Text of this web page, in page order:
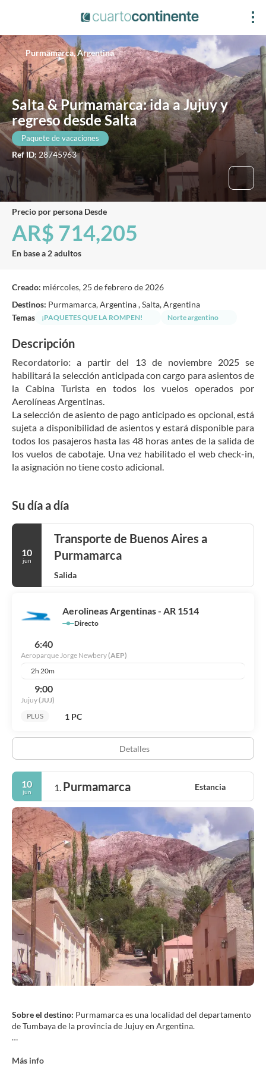
Salta & Purmamarca: ida a Jujuy y
regreso desde Salta
Paquete de vacaciones
Ref ID: 28745963
Purmamarca, Argentina
precio por persona Desde
AR$ 714,205
En base a 2 adultos
Creado: miércoles, 25 de febrero de 2026
Destinos: Purmamarca, Argentina , Salta, Argentina
Temas
¡PAQUETES QUE LA ROMPEN! Norte argentino
Descripción
Recordatorio: a partir del 13 de noviembre 2025 se
habilitará la selección anticipada con cargo para asientos de
la Cabina Turista en todos los vuelos operados por
Aerolíneas Argentinas.
La selección de asiento de pago anticipado es opcional, está
sujeta a disponibilidad de asientos y estará disponible para
todos los pasajeros hasta las 48 horas antes de la salida de
los vuelos de cabotaje. Una vez habilitado el web check-in,
la asignación no tiene costo adicional.
Su día a día
10
jun
Transporte de Buenos Aires a
Purmamarca
Salida
Aerolineas Argentinas - AR 1514
Directo
6:40
Aeroparque Jorge Newbery(AEP)
2h 20m
9:00
Jujuy(JUJ)
PLUS
1 PC
Detalles
10
jun 1. Purmamarca Estancia
Sobre el destino: Purmamarca es una localidad del departamento
de Tumbaya de la provincia de Jujuy en Argentina.
Humanidad por la UNESCO en 2003, aumentando el interés del
Más info